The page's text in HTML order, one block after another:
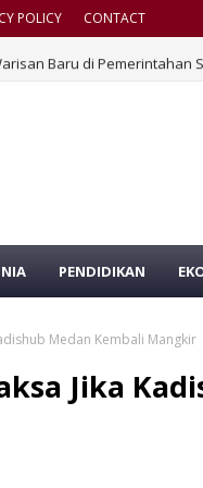
POLICY CONTACT
Baru di Pemerintahan
PENDIDIKAN
Medan Kembali Mangkir
Jika